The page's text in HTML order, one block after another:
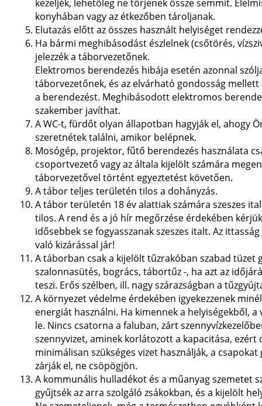
kezeljék, lehetőleg ne törjenek össze semmit.
konyhában vagy az étkezőben tároljanak.
Elutazás előtt az összes használt helyiséget
Ha bármi meghibásodást észlelnek (csőtörés,
jelezzék a táborvezetőnek.
Elektromos berendezés hibája esetén azonnal
táborvezetőnek, és az elvárható gondosság
a berendezést. Meghibásodott elektromos
szakember javíthat.
A WC-t, fürdőt olyan állapotban hagyják el, ahogy
szeretnétek találni, amikor belépnek.
Mosógép, projektor, fűtő berendezés használata
csoportvezető vagy az általa kijelölt számára
táborvezetővel történt egyeztetést követően.
A tábor teljes területén tilos a dohányzás.
A tábor területén 18 év alattiak számára szeszes
tilos. A rend és a jó hír megőrzése érdekében
idősebbek se fogyasszanak szeszes italt. Az
való kizárással jár!
A táborban csak a kijelölt tűzrakóban szabad tüzet
szalonnasütés, bogrács, tábortűz -, ha azt az
teszi. Erős szélben, ill. nagy szárazságban a
A környezet védelme érdekében igyekezzenek
energiát használni. Ha kimennek a helyiségekből, a
le. Nincs csatorna a faluban, zárt
szennyvizet, aminek korlátozott a kapacitása, ezért
minimálisan szükséges vizet használják, a
zárják el, ne csöpögjön.
A kommunális hulladékot és a műanyag szemetet
gyűjtsék az arra szolgáló zsákokban, és a kijelölt